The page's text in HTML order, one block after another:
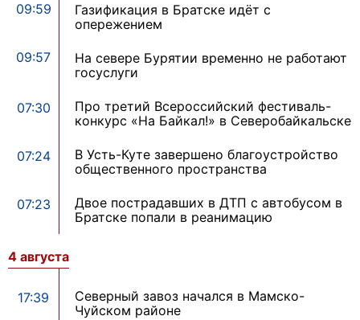
09:59
Газификация в Братске идёт с
опережением
09:57
На севере Бурятии временно не работают
госуслуги
07:30
Про третий Всероссийский фестиваль-
конкурс «На Байкал!» в Северобайкальске
07:24
В Усть-Куте завершено благоустройство
общественного пространства
07:23
Двое пострадавших в ДТП с автобусом в
Братске попали в реанимацию
4 августа
17:39
Северный завоз начался в Мамско-
Чуйском районе